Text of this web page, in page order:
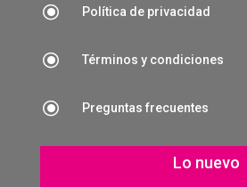
\ Política de privacidad
\ Términos y condiciones
\ Preguntas frecuentes
Lo nuevo